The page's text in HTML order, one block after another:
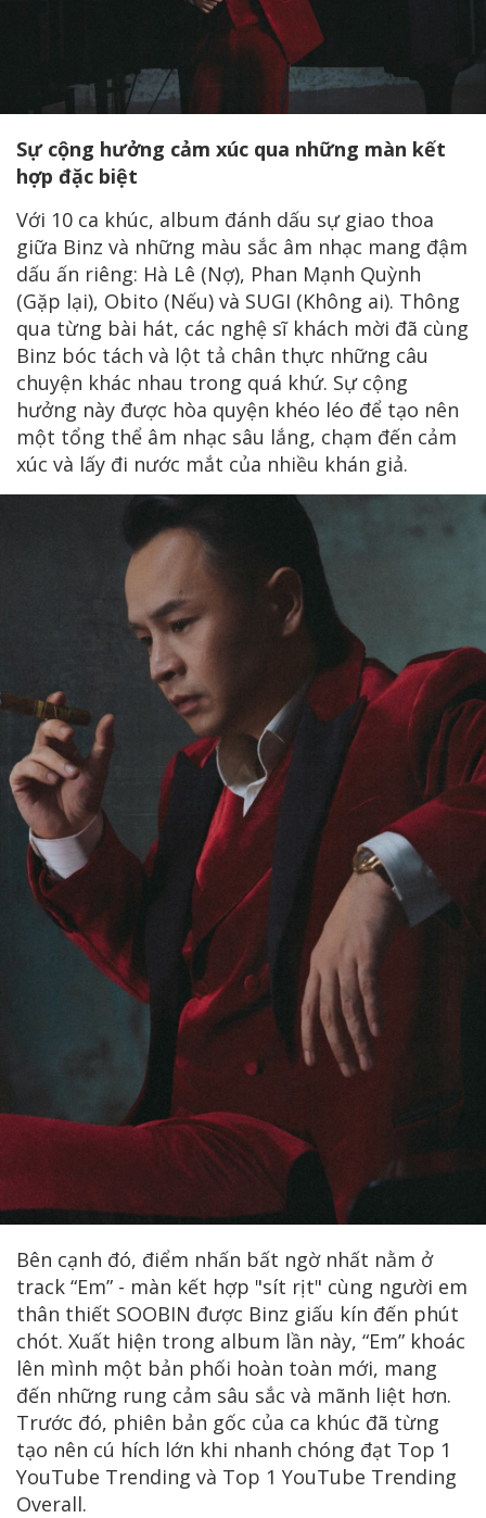
Sự cộng hưởng cảm xúc qua những màn kết
hợp đặc biệt
Với 10 ca khúc, album đánh dấu sự giao thoa
giữa Binz và những màu sắc âm nhạc mang đậm
dấu ấn riêng: Hà Lê (Nợ), Phan Mạnh Quỳnh
(Gặp lại), Obito (Nếu) và SUGI (Không ai). Thông
qua từng bài hát, các nghệ sĩ khách mời đã cùng
Binz bóc tách và lột tả chân thực những câu
chuyện khác nhau trong quá khứ. Sự cộng
hưởng này được hòa quyện khéo léo để tạo nên
một tổng thể âm nhạc sâu lắng, chạm đến cảm
xúc và lấy đi nước mắt của nhiều khán giả.
Bên cạnh đó, điểm nhấn bất ngờ nhất nằm ở
track “Em” - màn kết hợp "sít rịt" cùng người em
thân thiết SOOBIN được Binz giấu kín đến phút
chót. Xuất hiện trong album lần này, “Em” khoác
lên mình một bản phối hoàn toàn mới, mang
đến những rung cảm sâu sắc và mãnh liệt hơn.
Trước đó, phiên bản gốc của ca khúc đã từng
tạo nên cú hích lớn khi nhanh chóng đạt Top 1
YouTube Trending và Top 1 YouTube Trending
Overall.